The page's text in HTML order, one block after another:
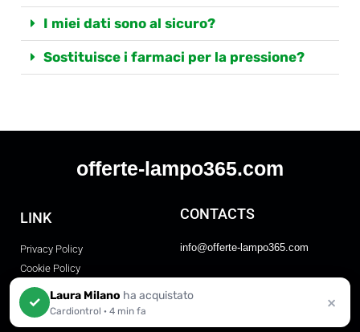
I miei dati sono al sicuro?
Sostituisce i farmaci per la pressione?
✓ Laura Milano ha acquistato
Cardiontrol · 4 min fa ×
offerte-lampo365.com
LINK
Privacy Policy
Cookie Policy
Term And Conditions
CONTACTS
info@offerte-lampo365.com
FAQ
Disclaimer